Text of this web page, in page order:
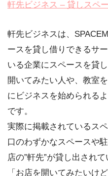
軒先ビジネス – 貸しスペ
軒先ビジネスは、
ースを貸し借りできるサ
いる企業にスペースを貸
開いてみたい人や、教室
にビジネスを始められる
です。
実際に掲載されているス
口のわずかなスペースや
店の”軒先”が貸し出されて
「お店を開いてみたいけ